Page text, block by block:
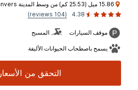
15.86 ميل (25.53 كم) من وسط المدينة Danvers
4.38
(104 reviews)
موقف السيارات المسبح
يسمح باصطحاب الحيوانات الأليفة
التحقق من الأسعار